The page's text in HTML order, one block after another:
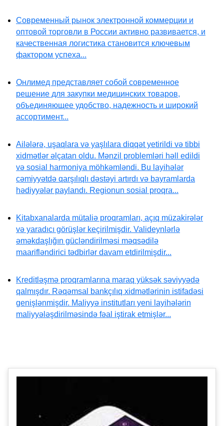
Современный рынок электронной коммерции и
оптовой торговли в России активно развивается, и
качественная логистика становится ключевым
фактором успеха...
Онлимед представляет собой современное
решение для закупки медицинских товаров,
объединяющее удобство, надежность и широкий
ассортимент...
Ailələrə, uşaqlara və yaşlılara diqqət yetirildi və tibbi
xidmətlər əlçatan oldu. Mənzil problemləri həll edildi
və sosial harmoniya möhkəmləndi. Bu layihələr
cəmiyyətdə qarşılıqlı dəstəyi artırdı və bayramlarda
hədiyyələr paylandı. Regionun sosial proqra...
Kitabxanalarda mütaliə proqramları, açıq müzakirələr
və yaradıcı görüşlər keçirilmişdir. Valideynlərlə
əməkdaşlığın gücləndirilməsi məqsədilə
maarifləndirici tədbirlər davam etdirilmişdir...
Kreditləşmə proqramlarına maraq yüksək səviyyədə
qalmışdır. Rəqəmsal bankçılıq xidmətlərinin istifadəsi
genişlənmişdir. Maliyyə institutları yeni layihələrin
maliyyələşdirilməsində fəal iştirak etmişlər...